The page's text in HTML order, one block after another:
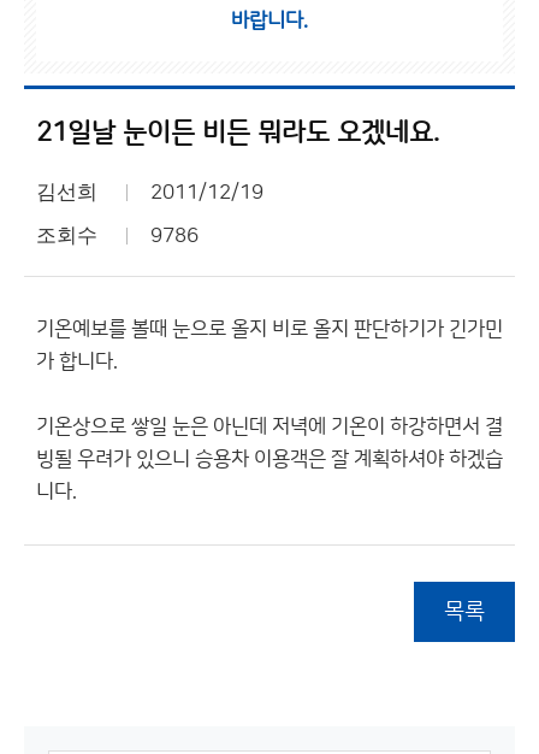
바랍니다.
21일날 눈이든 비든 뭐라도 오겠네요.
김선희 2011/12/19
조회수 9786
기온예보를 볼때 눈으로 올지 비로 올지 판단하기가 긴가민
가 합니다.
기온상으로 쌓일 눈은 아닌데 저녁에 기온이 하강하면서 결
빙될 우려가 있으니 승용차 이용객은 잘 계획하셔야 하겠습
니다.
목록